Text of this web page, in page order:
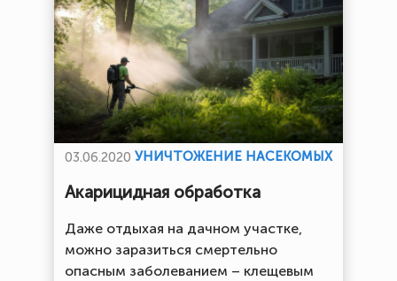
03.06.2020 УНИЧТОЖЕНИЕ НАСЕКОМЫХ
Акарицидная обработка
Даже отдыхая на дачном участке,
можно заразиться смертельно
опасным заболеванием – клещевым